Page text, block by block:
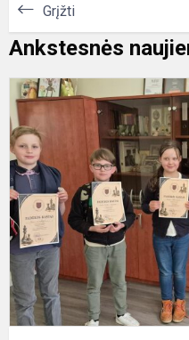
Grįžti
Ankstesnės